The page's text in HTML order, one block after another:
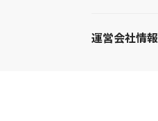
運営会社情報